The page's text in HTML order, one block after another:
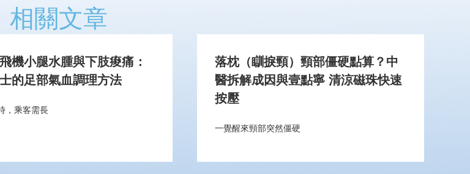
相關文章
機小腿水腫與下肢痠痛：
的足部氣血調理方法
，乘客需長
落枕（瞓捩頸）頸部僵硬點算？中
醫拆解成因與壹點寧 清涼磁珠快速
按壓
一覺醒來頸部突然僵硬